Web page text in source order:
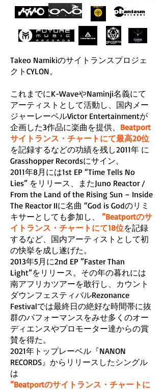
Takeo Namikiのサイトランスプロジェ
クトCYLON。
これまでにK-WaveやNaminji名義にて
アーティストとして活動し、国内メー
ジャーレーベルVictor Entertainmentが
企画した3作品に楽曲を提供、 Beatport
サイトランス・チャートにて最高20位
を記録するなどの功績を残し2011年 に
Grasshopper Recordsにサイン。
2011年8月には1st EP “Time Tells No
Lies” をリリース、またJuno Reactor /
From the Land of the Rising Sun – Inside
The Reactor IIに名曲 “God is Godのリミ
キサーとしても参加し、
”Beatportのサ
イトランス・チャートにて18位を記録
するなど、国内アーティストとして初
の快挙を成し遂げた。
2013年5月に2nd EP ”Faster Than
Light”をリリース。その年の暮れには
南アフリカツアーを敢行し、カウント
ダウンフェスティバルRezonance
Festivalでは最終日の絶好な時間帯に抜
群のパフォーマンスをみせ多くのオー
ディエンスやプロモーター達からの賞
賛を得た。
2021年トップレーベル『NANON
RECORDS』からリリースしたシングル
は
”Beatportのサイトランス・チャートに